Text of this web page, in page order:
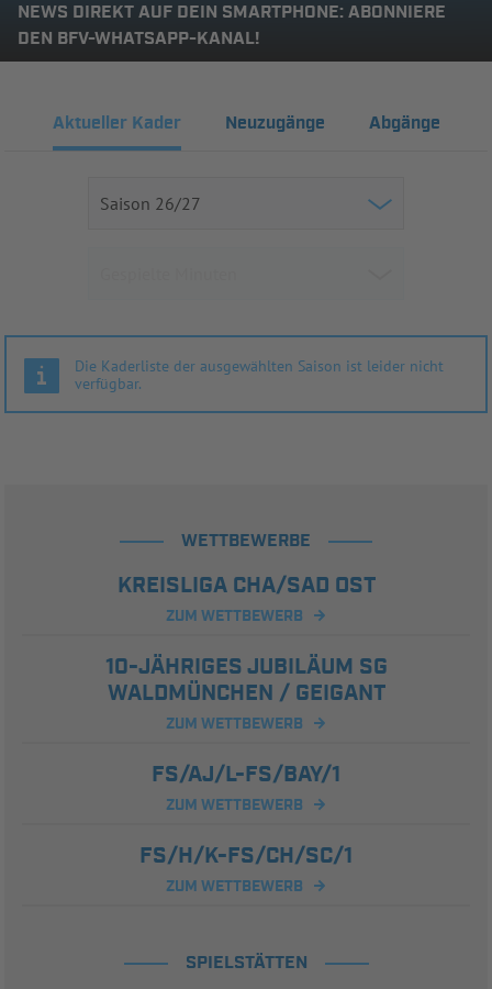
NEWS DIREKT AUF DEIN SMARTPHONE: ABONNIERE
DEN BFV-WHATSAPP-KANAL!
Aktueller Kader Neuzugänge Abgänge
Die Kaderliste der ausgewählten Saison ist leider nicht
verfügbar.
WETTBEWERBE
KREISLIGA CHA/SAD OST
ZUM WETTBEWERB
10-JÄHRIGES JUBILÄUM SG
WALDMÜNCHEN / GEIGANT
ZUM WETTBEWERB
FS/AJ/L-FS/BAY/1
ZUM WETTBEWERB
FS/H/K-FS/CH/SC/1
ZUM WETTBEWERB
SPIELSTÄTTEN